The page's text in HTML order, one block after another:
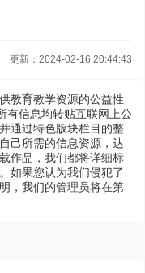
更新：2024-02-16 20:44:43
教育教学资源的公益性
有信息均转贴互联网上公
通过特色版块栏目的整
己所需的信息资源，达
作品，我们都将详细标
如果您认为我们侵犯了
，我们的管理员将在第